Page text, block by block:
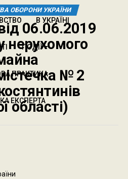
В УКРАЇНІ
ПОДІЇ
ПРАКТИКА
ЕКСПЕРТА
ОБОРОНИ УКРАЇНИ
06.06.2019
нерухомого
№ 2
області)